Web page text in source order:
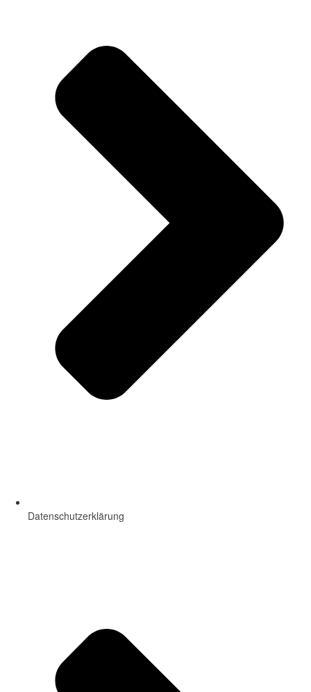
Datenschutzerklärung